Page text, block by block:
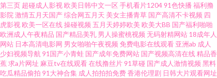
料资源总站 首页日韩 91N日韩成人性爱 国产ts网站在线观看 欧美性爱网第四
页 91在线观看视频网站 久久伊人久久91 人妻东京热素人 国产拉拉 日韩精品
伦理 91资源总站在线观看 国产另类中文字幕 91青青草视频 在线视频传媒 91
第三页 超碰成人影视 欧美日韩中文一区 手机看片120491色快播 福利撸
影院 激情五月天国产综合网五月天 美女主播青草 国产高清不卡视频 四
虎影视 欧美一区在线操碰视频 五月天婷婷欧美 欧美大BB 国产福利啪啪
欧洲成人午夜精品 国产精品美乳 男人操蜜桃视频 无码射精网站 18成年人
网站 日本高清电影网 男女啪啪午夜视频 免费电影在线观看 亚洲ab 成人
少妇视频导航 91国产小青蛙 国产成年免费网站 国产视频高清在线精品香
蕉 求a片网址 麻豆tv在线观看在线撸丝片91草碰 国产成人激情视频 黑料
吃瓜精品偷拍 91大神合集 成人拍拍拍免费香港伦理剧 日韩大片观看网址